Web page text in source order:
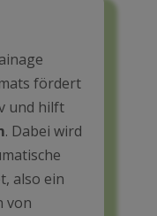
fördert
und hilft
. Dabei wird
also ein
von